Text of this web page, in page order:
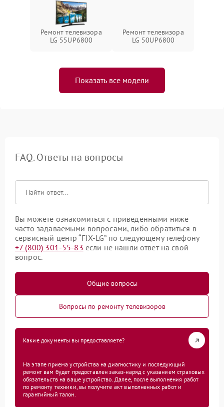
Ремонт телевизора
LG 55UP6800
Ремонт телевизора
LG 50UP6800
Показать все модели
FAQ. Ответы на вопросы
Вы можете ознакомиться с приведенными ниже
часто задаваемыми вопросами, либо обратиться в
сервисный центр “FIX-LG” по следующему телефону
+7 (800) 301-55-83 если не нашли ответ на свой
вопрос.
Общие вопросы
Вопросы по ремонту телевизоров
Какие документы вы предоставляете?
На этапе приема устройства на диагностику и последующий
ремонт вам будет предоставлен заказ-наряд с указанием страховых
обязательств на ваше устройство. Далее, после выполнения работ
по ремонту техники, вы получите акт выполненных работ и
гарантийный талон.